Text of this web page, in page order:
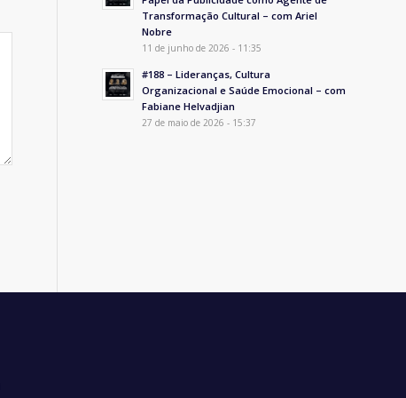
Transformação Cultural – com Ariel
Nobre
11 de junho de 2026 - 11:35
#188 – Lideranças, Cultura
Organizacional e Saúde Emocional – com
Fabiane Helvadjian
27 de maio de 2026 - 15:37